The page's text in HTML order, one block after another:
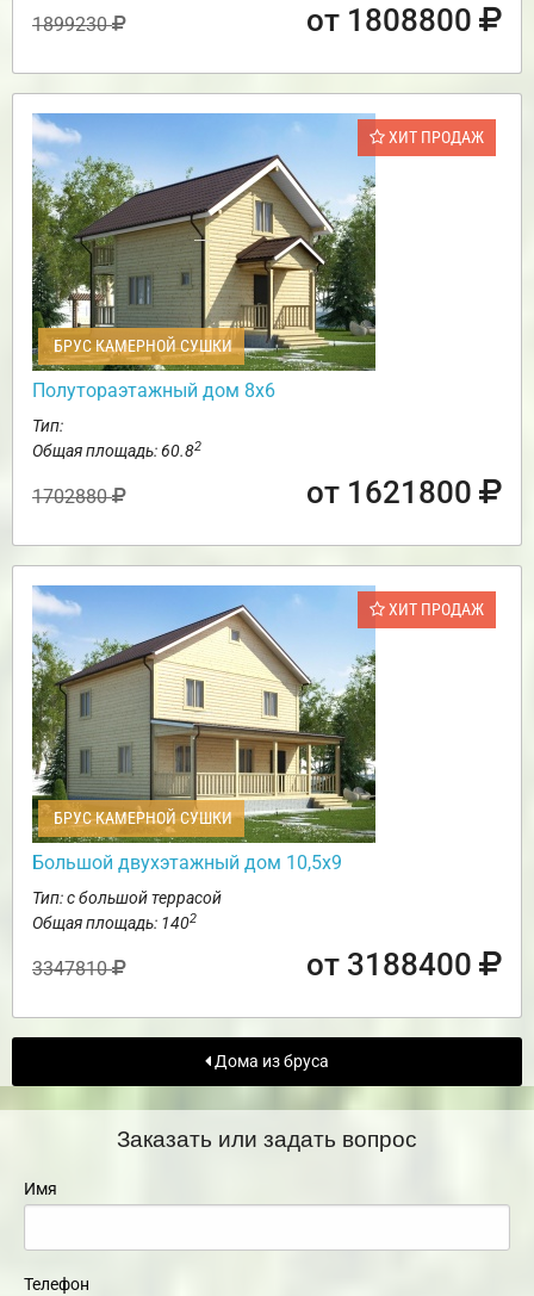
1899230 от 1808800
ХИТ ПРОДАЖ
БРУС КАМЕРНОЙ СУШКИ
Полутораэтажный дом 8х6
Тип:
Общая площадь: 60.82
1702880 от 1621800
ХИТ ПРОДАЖ
БРУС КАМЕРНОЙ СУШКИ
Большой двухэтажный дом 10,5х9
Тип: с большой террасой
Общая площадь: 1402
3347810 от 3188400
Дома из бруса
Заказать или задать вопрос
Имя
Телефон